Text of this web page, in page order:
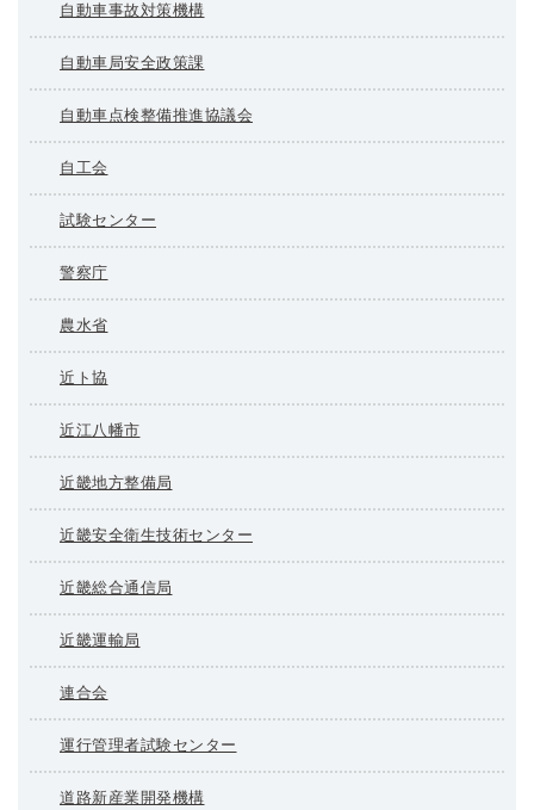
自動車事故対策機構
自動車局安全政策課
自動車点検整備推進協議会
自工会
試験センター
警察庁
農水省
近ト協
近江八幡市
近畿地方整備局
近畿安全衛生技術センター
近畿総合通信局
近畿運輸局
連合会
運行管理者試験センター
道路新産業開発機構